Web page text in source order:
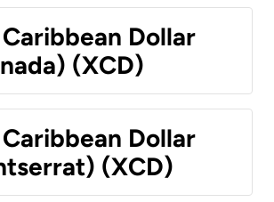
Caribbean Dollar
(XCD)
Caribbean Dollar
(XCD)